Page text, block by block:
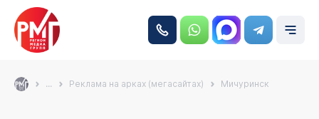
... Реклама на арках (мегасайтах) Мичуринск